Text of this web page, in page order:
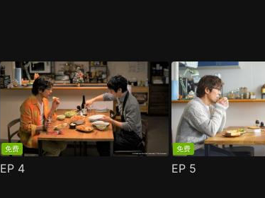
免费
EP 4
免费
EP 5